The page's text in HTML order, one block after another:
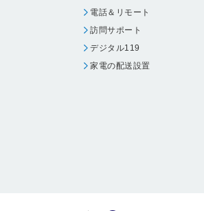
電話＆リモート
訪問サポート
デジタル119
家電の配送設置